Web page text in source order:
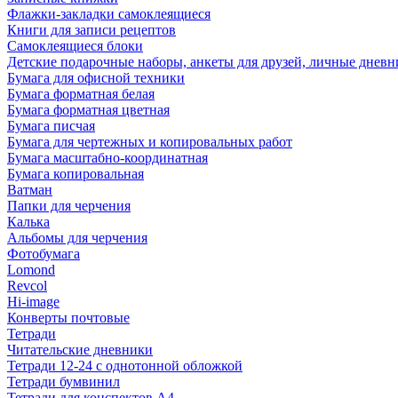
Флажки-закладки самоклеящиеся
Книги для записи рецептов
Самоклеящиеся блоки
Детские подарочные наборы, анкеты для друзей, личные
Бумага для офисной техники
Бумага форматная белая
Бумага форматная цветная
Бумага писчая
Бумага для чертежных и копировальных работ
Бумага масштабно-координатная
Бумага копировальная
Ватман
Папки для черчения
Калька
Альбомы для черчения
Фотобумага
Lomond
Revcol
Hi-image
Конверты почтовые
Тетради
Читательские дневники
Тетради 12-24 с однотонной обложкой
Тетради бумвинил